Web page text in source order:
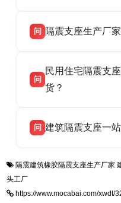
话：13323182312
品资质齐全，每批
货，厂家电话：
号北方工业基地。
问 隔震支座生产厂
高新区北方工业基
支座源头工厂，生
问
民用住宅隔震支
货？
适用于民用住宅隔
震支座，电话：
问 建筑隔震支座一
一站式供货厂家，
质、检测报告完备
隔震建筑橡胶隔震支座生产厂家
头工厂
https://www.mocabai.com/xwdt/